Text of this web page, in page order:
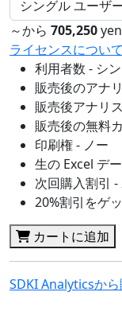
～から 705,250
ライセンスについて
利用者数 - シ
販売後のアナ
販売後アナリ
販売後の無料
印刷権 - ノー
生の Excel デ
次回購入割引 -
20%割引をゲ
カートに追加
SDKI Analyticsか